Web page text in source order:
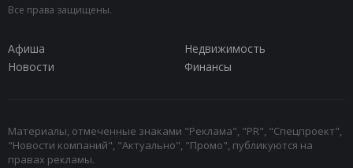
Все права защищены.
Афиша
Недвижимость
Новости
Финансы
Материалы, отмеченные знаками "Реклама", "PR", "Спецпроект",
"Новости компаний", "Актуально", "Промо", публикуются на
правах рекламы.